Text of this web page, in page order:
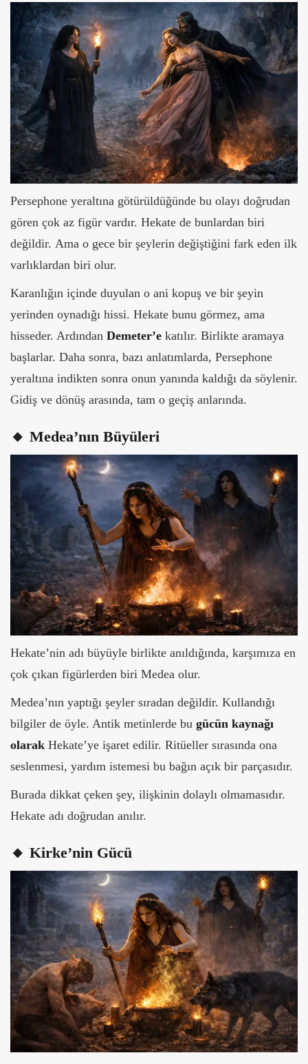
Persephone yeraltına götürüldüğünde bu olayı doğrudan
gören çok az figür vardır. Hekate de bunlardan biri
değildir. Ama o gece bir şeylerin değiştiğini fark eden ilk
varlıklardan biri olur.
Karanlığın içinde duyulan o ani kopuş ve bir şeyin
yerinden oynadığı hissi. Hekate bunu görmez, ama
hisseder. Ardından Demeter’e katılır. Birlikte aramaya
başlarlar. Daha sonra, bazı anlatımlarda, Persephone
yeraltına indikten sonra onun yanında kaldığı da söylenir.
Gidiş ve dönüş arasında, tam o geçiş anlarında.
🔸 Medea’nın Büyüleri
Hekate’nin adı büyüyle birlikte anıldığında, karşımıza en
çok çıkan figürlerden biri Medea olur.
Medea’nın yaptığı şeyler sıradan değildir. Kullandığı
bilgiler de öyle. Antik metinlerde bu gücün kaynağı
olarak Hekate’ye işaret edilir. Ritüeller sırasında ona
seslenmesi, yardım istemesi bu bağın açık bir parçasıdır.
Burada dikkat çeken şey, ilişkinin dolaylı olmamasıdır.
Hekate adı doğrudan anılır.
🔸 Kirke’nin Gücü